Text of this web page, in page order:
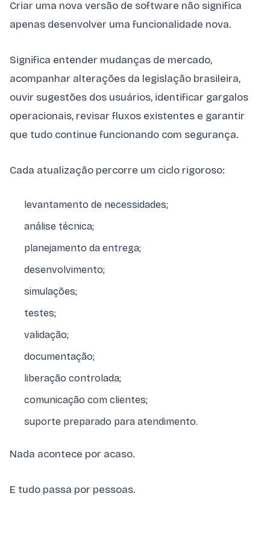
Criar uma nova versão de software não significa
apenas desenvolver uma funcionalidade nova.
Significa entender mudanças de mercado,
acompanhar alterações da legislação brasileira,
ouvir sugestões dos usuários, identificar gargalos
operacionais, revisar fluxos existentes e garantir
que tudo continue funcionando com segurança.
Cada atualização percorre um ciclo rigoroso:
levantamento de necessidades;
análise técnica;
planejamento da entrega;
desenvolvimento;
simulações;
testes;
validação;
documentação;
liberação controlada;
comunicação com clientes;
suporte preparado para atendimento.
Nada acontece por acaso.
E tudo passa por pessoas.